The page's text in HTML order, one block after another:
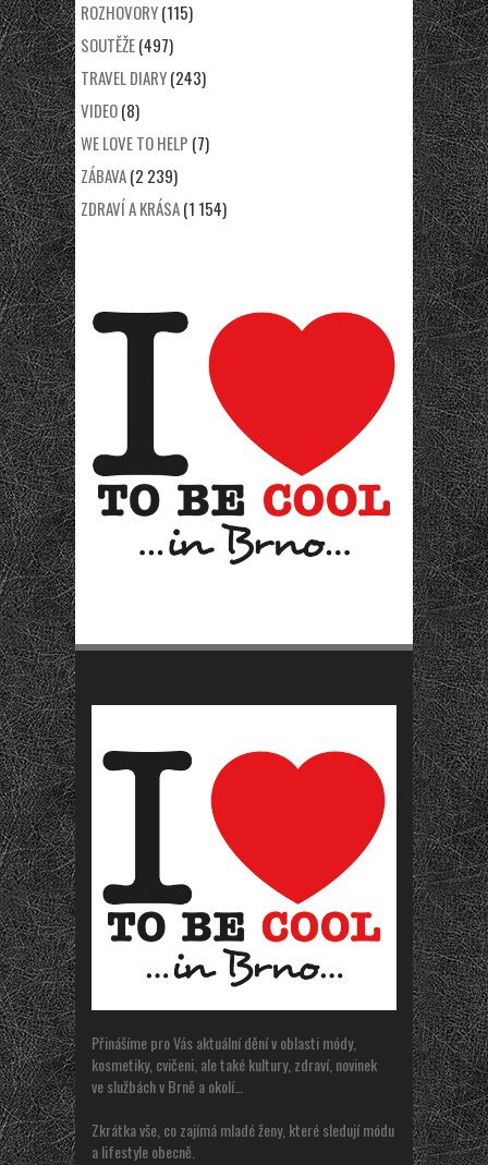
ROZHOVORY(115)
SOUTĚŽE(497)
TRAVEL DIARY(243)
VIDEO(8)
WE LOVE TO HELP (7)
ZÁBAVA(2 239)
ZDRAVÍ A KRÁSA(1 154)
Přinášíme pro Vás aktuální dění v oblasti módy,
kosmetiky, cvičeni, ale také kultury, zdraví, novinek
ve službách v Brně a okolí…
Zkrátka vše, co zajímá mladé ženy, které sledují módu
a lifestyle obecně.